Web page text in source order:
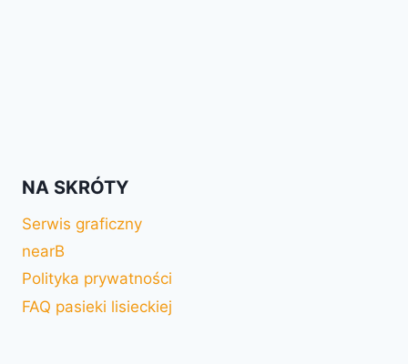
NA SKRÓTY
Serwis graficzny
nearB
Polityka prywatności
FAQ pasieki lisieckiej